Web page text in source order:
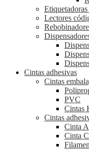
Etiquetadoras
Lectores
Cintas adhesivas
Cintas
PVC
Cintas
Cintas
Cinta
Cinta